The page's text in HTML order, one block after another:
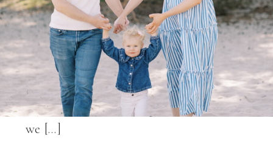
Marlies, zelf ook fotograaf, voor mijn
lens mocht hebben. Zo’n collega voor
de camera maakt de shoot altijd extra
ontspannen en persoonlijk. Het was
onverwacht warm die dag, dus spraken
we […]